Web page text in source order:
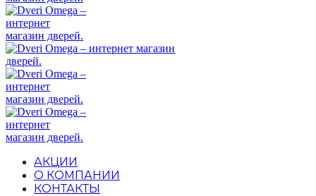
АКЦИИ
О КОМПАНИИ
КОНТАКТЫ